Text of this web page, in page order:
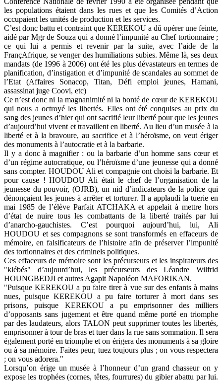
les populations étaient dans les rues et que les Comités d’Action
occupaient les unités de production et les services.
C’est donc battu et contraint que KEREKOU a dû opérer une feinte,
aidé par Mgr de Souza qui a donné l’impunité au Chef tortionnaire ;
ce qui lui a permis et revenir par la suite, avec l’aide de la
FrançAfrique, se venger des humiliations subies. Même là, ses deux
mandats (de 1996 à 2006) ont été les plus dévastateurs en termes de
planification, d’instigation et d’impunité de scandales au sommet de
l’Etat (Affaires Sonacop, Titan, Défi emploi jeunes, Hamani,
assassinat juge Coovi, etc)
Ce n’est donc ni la magnanimité ni la bonté de cœur de KEREKOU
qui nous a octroyé les libertés. Elles ont été conquises au prix du
sang des jeunes d’hier qui ont sacrifié leur liberté pour que les jeunes
d’aujourd’hui vivent et travaillent en liberté. Au lieu d’un musée à la
liberté et à la bravoure, au sacrifice et à l’héroïsme, on veut ériger
des monuments à l’autocratie et à la barbarie.
Il y a donc à magnifier : ou la barbarie d’un homme sans cœur et
d’un régime autocratique, ou l’héroïsme d’une jeunesse qui a donné
sans compter. HOUDOU Ali et compagnie ont choisi la barbarie. Et
pour cause ! HOUDOU Ali était le chef de l’organisation de la
jeunesse du pouvoir, (OJRB), un nid d’indicateurs de la police qui
dénonçaient les jeunes à arrêter et torturer. Il a applaudi la tuerie en
mai 1985 de l’élève Parfait ATCHAKA et appelait à mettre hors
d’état de nuire tous les combattants de la liberté traités par lui
d’anarcho-gauchistes. C’est pourquoi aujourd’hui, lui, Ali
HOUDOU et ses compagnons se sont transformés en effaceurs de
mémoire, en falsificateurs de l’histoire afin de préserver l’impunité
des tortionnaires et des criminels politiques.
Ces effaceurs de mémoire sont les précurseurs et les inspirateurs des
"klébés" d’aujourd’hui, les précurseurs des Léandre Wilfrid
HOUNGBEDJI et autres Agapit Napoléon MAFORIKAN.
"Puisque KEREKOU a pu faire tirer à vue sur des enfants à mains
nues, puisque KEREKOU a pu faire torturer à mort dans ses
prisons, puisque KEREKOU a pu emprisonner des milliers
d’opposants sans jugement et être quand même porté en triomphe
par des laudateurs, alors TALON peut supprimer toutes les libertés,
emprisonner à tour de bras et tuer dans la rue sans sommation. Il sera
également porté en triomphe et on érigera des monuments à sa gloire
ou à sa mémoire. Faites peur, tuez toujours plus ; on vous respectera
; on vous adorera."
Lorsqu’on érige un musée à l’honneur d’un grand chasseur on y
expose les trophées (cornes, têtes, fourrures) du gibier abattu par lui.